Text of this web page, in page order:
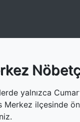
yalnızca
ilçesinde